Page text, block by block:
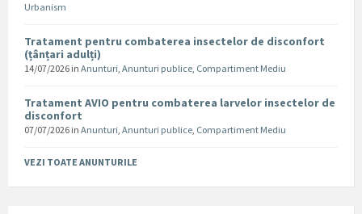
Urbanism
Tratament pentru combaterea insectelor de disconfort
(țânțari adulți)
14/07/2026 in Anunturi, Anunturi publice, Compartiment Mediu
Tratament AVIO pentru combaterea larvelor insectelor de
disconfort
07/07/2026 in Anunturi, Anunturi publice, Compartiment Mediu
VEZI TOATE ANUNTURILE